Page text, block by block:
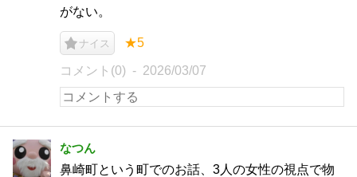
がない。
ナイス ★5
コメント(0) 2026/03/07
なつん
鼻崎町という町でのお話、3人の女性の視点で物